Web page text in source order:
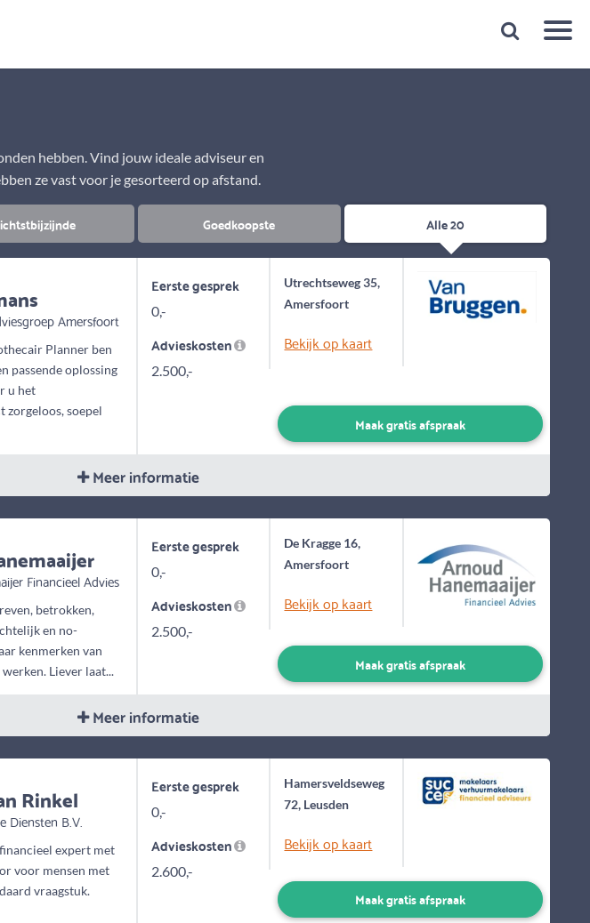
Plan een gratis 1e gesprek binnen 1 minuut
hebben. Vind jouw ideale adviseur en
ze vast voor je gesorteerd op afstand.
Goedkoopste Alle 20
Amersfoort
Planner ben
passende oplossing
u het
zorgeloos, soepel
Eerste gesprek
0,-
Advieskosten
2.500,-
Utrechtseweg 35,
Amersfoort
Bekijk op kaart
Maak gratis afspraak
Meer informatie
Financieel Advies
betrokken,
en no-
kenmerken van
Liever laat...
Eerste gesprek
0,-
Advieskosten
2.500,-
De Kragge 16,
Amersfoort
Bekijk op kaart
Maak gratis afspraak
Meer informatie
Rinkel
Diensten B.V.
expert met
voor mensen met
vraagstuk.
Eerste gesprek
0,-
Advieskosten
2.600,-
Hamersveldseweg
72, Leusden
Bekijk op kaart
Maak gratis afspraak